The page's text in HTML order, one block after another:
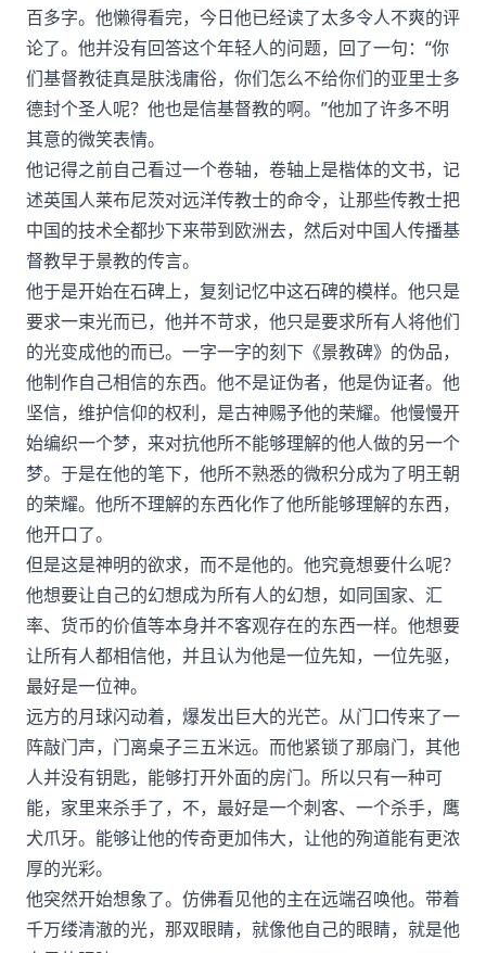
百多字。他懒得看完，今日他已经读了太多令人不爽的评
论了。他并没有回答这个年轻人的问题，回了一句：“你
们基督教徒真是肤浅庸俗，你们怎么不给你们的亚里士多
德封个圣人呢？他也是信基督教的啊。”他加了许多不明
其意的微笑表情。
他记得之前自己看过一个卷轴，卷轴上是楷体的文书，记
述英国人莱布尼茨对远洋传教士的命令，让那些传教士把
中国的技术全都抄下来带到欧洲去，然后对中国人传播基
督教早于景教的传言。
他于是开始在石碑上，复刻记忆中这石碑的模样。他只是
要求一束光而已，他并不苛求，他只是要求所有人将他们
的光变成他的而已。一字一字的刻下《景教碑》的伪品，
他制作自己相信的东西。他不是证伪者，他是伪证者。他
坚信，维护信仰的权利，是古神赐予他的荣耀。他慢慢开
始编织一个梦，来对抗他所不能够理解的他人做的另一个
梦。于是在他的笔下，他所不熟悉的微积分成为了明王朝
的荣耀。他所不理解的东西化作了他所能够理解的东西，
他开口了。
但是这是神明的欲求，而不是他的。他究竟想要什么呢？
他想要让自己的幻想成为所有人的幻想，如同国家、汇
率、货币的价值等本身并不客观存在的东西一样。他想要
让所有人都相信他，并且认为他是一位先知，一位先驱，
最好是一位神。
远方的月球闪动着，爆发出巨大的光芒。从门口传来了一
阵敲门声，门离桌子三五米远。而他紧锁了那扇门，其他
人并没有钥匙，能够打开外面的房门。所以只有一种可
能，家里来杀手了，不，最好是一个刺客、一个杀手，鹰
犬爪牙。能够让他的传奇更加伟大，让他的殉道能有更浓
厚的光彩。
他突然开始想象了。仿佛看见他的主在远端召唤他。带着
千万缕清澈的光，那双眼睛，就像他自己的眼睛，就是他